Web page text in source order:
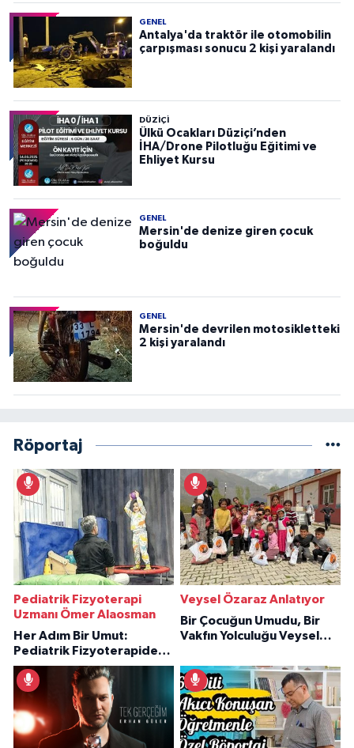
GENEL
Antalya'da traktör ile otomobilin
çarpışması sonucu 2 kişi yaralandı
DÜZIÇI
Ülkü Ocakları Düziçi’nden
İHA/Drone Pilotluğu Eğitimi ve
Ehliyet Kursu
GENEL
Mersin'de denize giren çocuk
boğuldu
GENEL
Mersin'de devrilen motosikletteki
2 kişi yaralandı
Röportaj
Pediatrik Fizyoterapi
Uzmanı Ömer Alaosman
Her Adım Bir Umut:
Pediatrik Fizyoterapiden
İlham Veren Hikâyeler
Veysel Özaraz Anlatıyor
Bir Çocuğun Umudu, Bir
Vakfın Yolculuğu Veysel